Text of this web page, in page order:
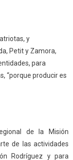
y
Petit y Zamora,
para
“porque producir es
de la Misión
de las actividades
Rodríguez y para